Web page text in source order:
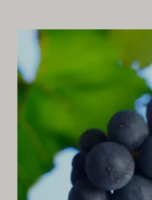
INTRESSERA DIG
Läs mer om detta